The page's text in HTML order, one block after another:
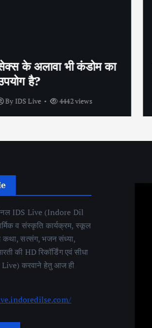
भी कंडोम का
4442 views
IDS Live (Indore Dil
व संस्कृति कार्यक्रम, स्कूल
कथा, सत्संग, भजन संध्या,
की HD रिकॉर्डिंग एवं सीधा
Live) करवाने हेतु आज ही